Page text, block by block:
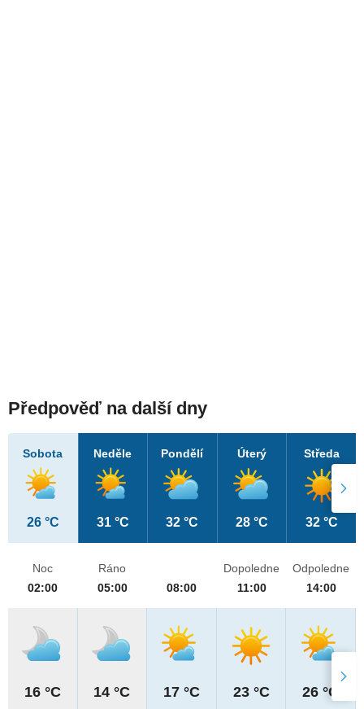
Předpověď na další dny
Sobota
26 °C
Neděle
31 °C
Pondělí
32 °C
Úterý
28 °C
Středa
32 °C
Noc
02:00
16 °C
Ráno
05:00
14 °C
08:00
17 °C
Dopoledne
11:00
23 °C
Odpoledne
14:00
26 °C